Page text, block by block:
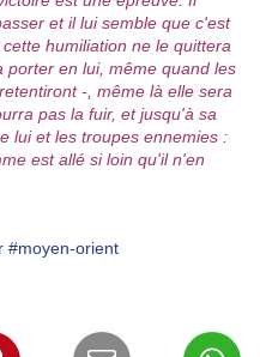
et il lui semble que c'est
humiliation ne le quittera
porter en lui, même quand les
-, même là elle sera
pas la fuir, et jusqu'à sa
lui et les troupes ennemies :
est allé si loin qu'il n'en
#moyen-orient